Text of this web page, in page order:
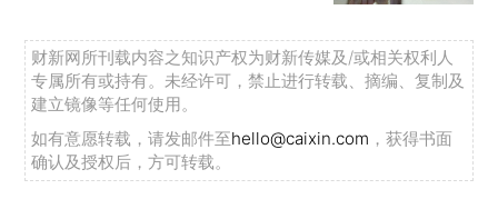
财新网所刊载内容之知识产权为财新传媒及/或相关权利人
专属所有或持有。未经许可，禁止进行转载、摘编、复制及
建立镜像等任何使用。
如有意愿转载，请发邮件至hello@caixin.com ，获得书面
确认及授权后，方可转载。